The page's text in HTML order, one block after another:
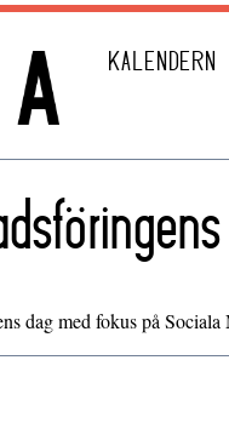
KALENDERN
dag med fokus på Sociala